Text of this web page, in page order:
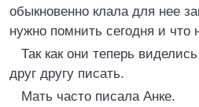
обыкновенно клала для нее
нужно помнить сегодня и что
Так как они теперь
друг другу писать.
Мать часто писала Анке.